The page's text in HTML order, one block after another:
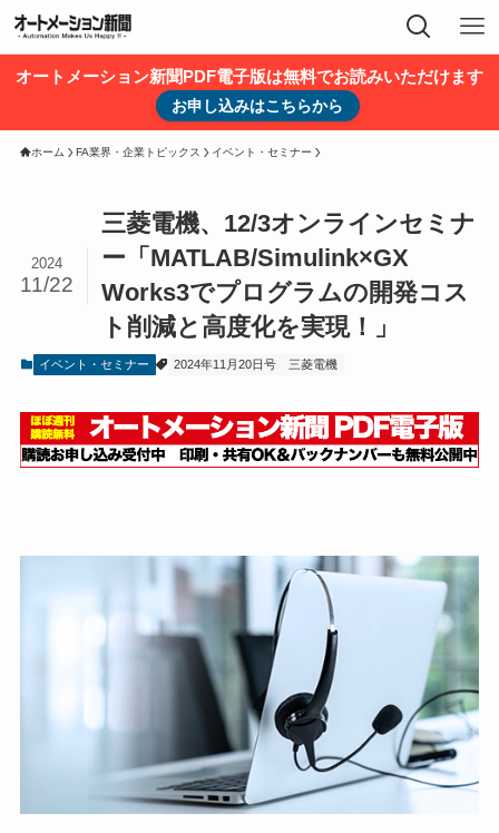
オートメーション新聞PDF電子版は無料でお読みいただけます
お申し込みはこちらから
ホーム FA業界・企業トピックス イベント・セミナー
三菱電機、12/3オンラインセミナ
ー「MATLAB/Simulink×GX
Works3でプログラムの開発コス
ト削減と高度化を実現！」
2024
11/22
イベント・セミナー 2024年11月20日号 三菱電機